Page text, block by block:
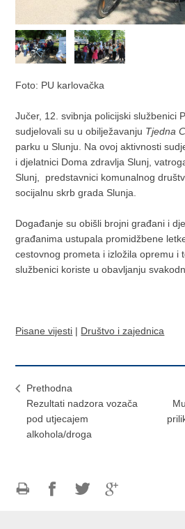
Foto: PU karlovačka
Jučer, 12. svibnja policijski službenici
sudjelovali su u obilježavanju Tjedna
parku u Slunju. Na ovoj aktivnosti
i djelatnici Doma zdravlja Slunj,
Slunj, predstavnici komunalnog
socijalnu skrb grada Slunja.
Događanje su obišli brojni građani i
građanima ustupala promidžbene
cestovnog prometa i izložila opremu i
službenici koriste u obavljanju
Pisane vijesti | Društvo i zajednica
Prethodna
Rezultati nadzora vozača
pod utjecajem
alkohola/droga